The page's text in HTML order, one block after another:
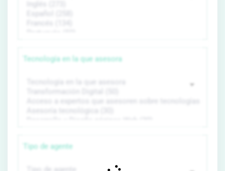
Tecnología en la que asesora
Tipo de agente